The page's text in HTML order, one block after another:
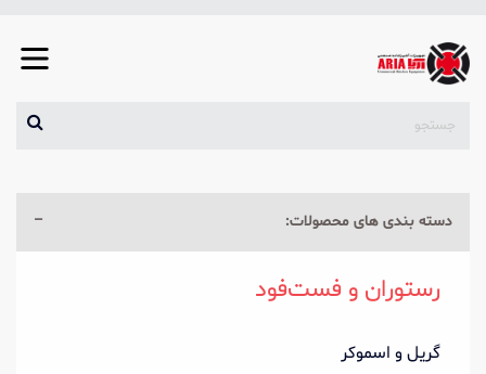
دسته بندی های محصولات:
رستوران و فست‌فود
گریل و اسموکر